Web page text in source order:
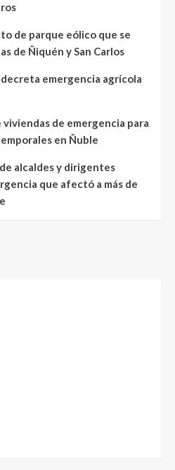
de parque eólico que se
de Ñiquén y San Carlos
emergencia agrícola
de emergencia para
en Ñuble
alcaldes y dirigentes
que afectó a más de